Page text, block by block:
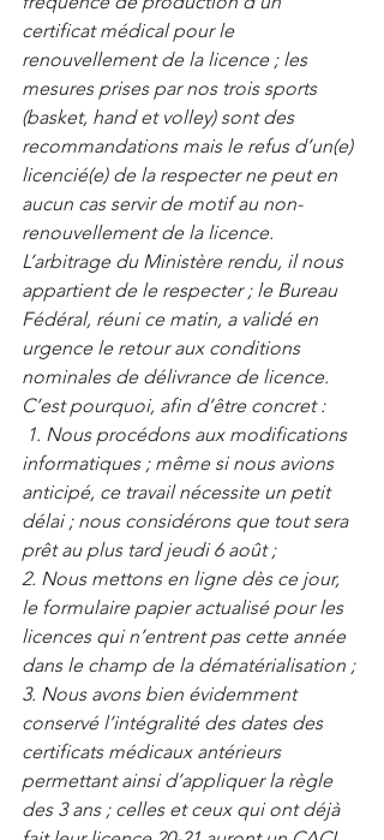
certificat médical pour le
renouvellement de la licence ; les
mesures prises par nos trois sports
(basket, hand et volley) sont des
recommandations mais le refus d’un(e)
licencié(e) de la respecter ne peut en
aucun cas servir de motif au non-
renouvellement de la licence.
L’arbitrage du Ministère rendu, il nous
appartient de le respecter ; le Bureau
Fédéral, réuni ce matin, a validé en
urgence le retour aux conditions
nominales de délivrance de licence.
C’est pourquoi, afin d’être concret :
informatiques ; même si nous avions
anticipé, ce travail nécessite un petit
délai ; nous considérons que tout sera
prêt au plus tard jeudi 6 août ;
2. Nous mettons en ligne dès ce jour,
le formulaire papier actualisé pour les
licences qui n’entrent pas cette année
dans le champ de la dématérialisation ;
3. Nous avons bien évidemment
conservé l’intégralité des dates des
certificats médicaux antérieurs
permettant ainsi d’appliquer la règle
des 3 ans ; celles et ceux qui ont déjà